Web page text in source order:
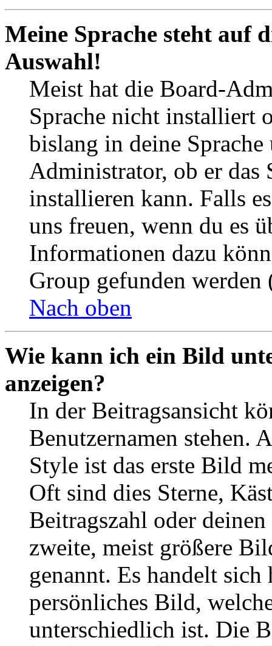
Meine Sprache steht auf
Auswahl!
Meist hat die Board-
Sprache nicht installiert
bislang in deine
Administrator, ob er das
installieren kann. Falls
uns freuen, wenn du es
Informationen dazu
Group gefunden
Nach oben
Wie kann ich ein Bild
anzeigen?
In der Beitragsansicht
Benutzernamen stehen.
Style ist das erste Bild
Oft sind dies Sterne,
Beitragszahl oder
zweite, meist größere
genannt. Es handelt
persönliches Bild,
unterschiedlich ist. Die